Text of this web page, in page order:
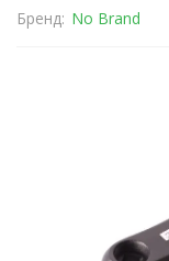
Бренд: No Brand